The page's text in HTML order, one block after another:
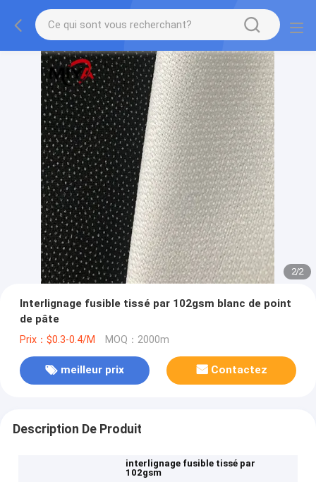
2/2
Interlignage fusible tissé par 102gsm blanc de point
de pâte
Prix：$0.3-0.4/M MOQ：2000m
meilleur prix Contactez
Description De Produit
interlignage fusible tissé par
102gsm